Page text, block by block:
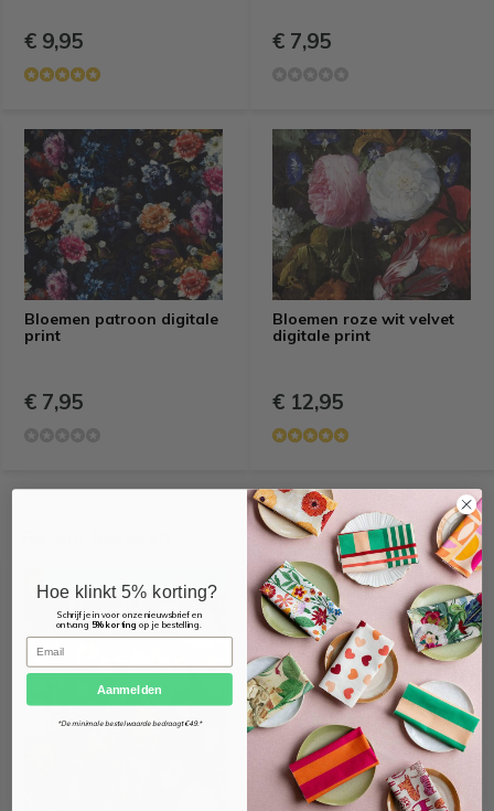
€ 9,95 € 7,95
Bloemen patroon digitale
print
€ 7,95
Bloemen roze wit velvet
digitale print
€ 12,95
Hoe klinkt 5% korting?
Schrijf je in voor onze nieuwsbrief en
ontvang 5% kortingop je bestelling.
Email
Aanmelden
*De minimale bestelwaarde bedraagt €49.*